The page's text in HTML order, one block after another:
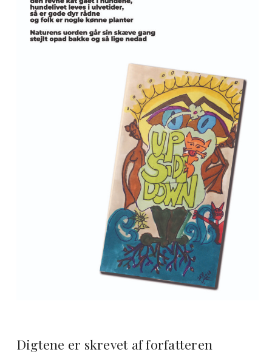
Digtene er skrevet af forfatteren